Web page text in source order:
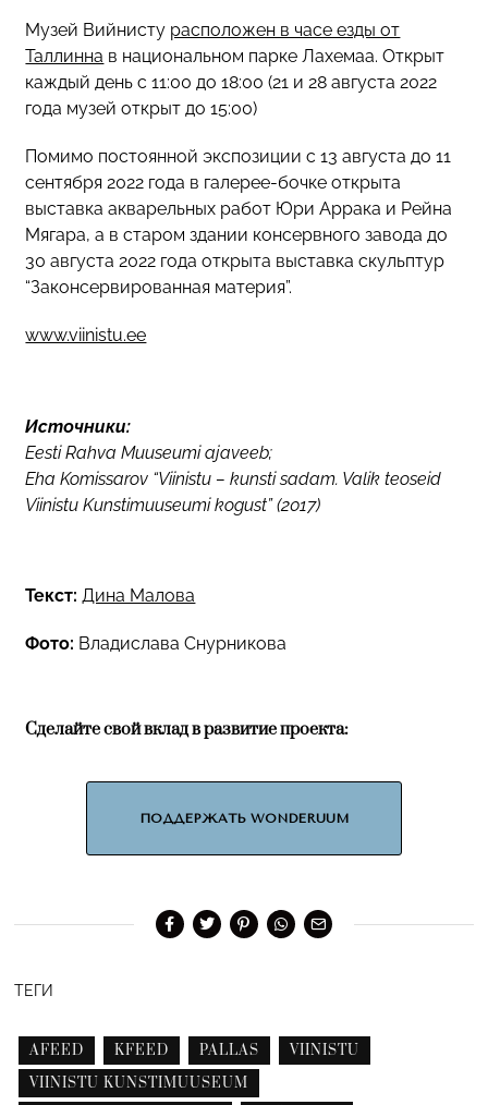
Музей Вийнисту расположен в часе езды от
Таллинна в национальном парке Лахемаа. Открыт
каждый день с 11:00 до 18:00 (21 и 28 августа 2022
года музей открыт до 15:00)
Помимо постоянной экспозиции с 13 августа до 11
сентября 2022 года в галерее-бочке открыта
выставка акварельных работ Юри Аррака и Рейна
Мягара, а в старом здании консервного завода до
30 августа 2022 года открыта выставка скульптур
“Законсервированная материя”.
www.viinistu.ee
Источники:
Eesti Rahva Muuseumi ajaveeb;
Eha Komissarov “Viinistu – kunsti sadam. Valik teoseid
Viinistu Kunstimuuseumi kogust” (2017)
Текст: Дина Малова
Фото: Владислава Снурникова
Сделайте свой вклад в развитие проекта:
ПОДДЕРЖАТЬ WONDERUUM
ТЕГИ
AFEED KFEED PALLAS
VIINISTU
VIINISTU KUNSTIMUUSEUM